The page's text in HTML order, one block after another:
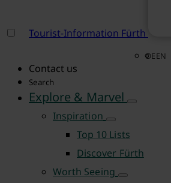
Tourist-Information Fürth
DEEN
Contact us
Search
Explore & Marvel
Inspiration
Top 10 Lists
Discover Fürth
Worth Seeing